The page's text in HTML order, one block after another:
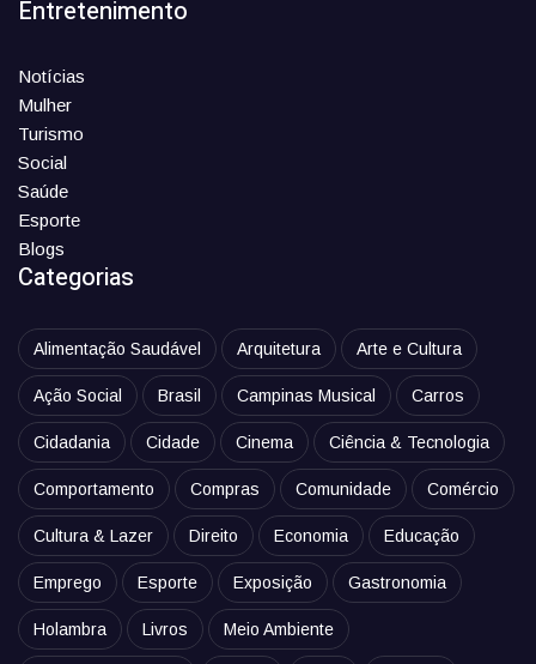
Entretenimento
Notícias
Mulher
Turismo
Social
Saúde
Esporte
Blogs
Categorias
Alimentação Saudável Arquitetura Arte e Cultura
Ação Social Brasil Campinas Musical Carros
Cidadania Cidade Cinema Ciência & Tecnologia
Comportamento Compras Comunidade Comércio
Cultura & Lazer Direito Economia Educação
Emprego Esporte Exposição Gastronomia
Holambra Livros Meio Ambiente